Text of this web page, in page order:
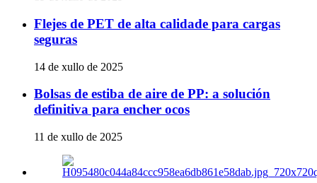
Flejes de PET de alta calidade para cargas
seguras
14 de xullo de 2025
Bolsas de estiba de aire de PP: a solución
definitiva para encher ocos
11 de xullo de 2025